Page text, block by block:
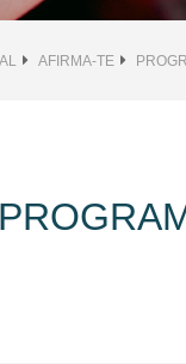
AFIRMA-TE